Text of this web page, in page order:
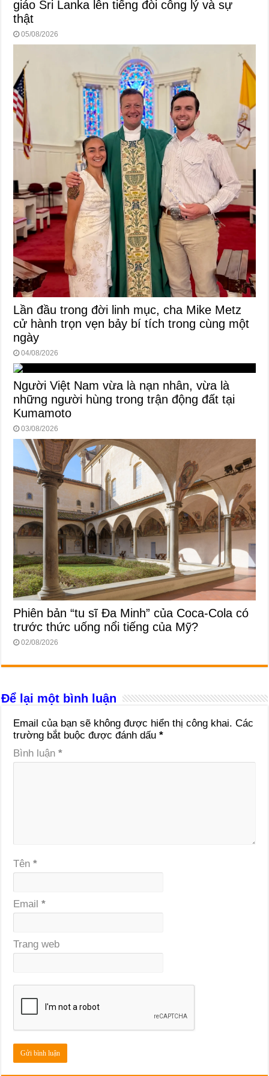
giáo Sri Lanka lên tiếng đòi công lý và sự
thật
05/08/2026
Lần đầu trong đời linh mục, cha Mike Metz
cử hành trọn vẹn bảy bí tích trong cùng một
ngày
04/08/2026
Người Việt Nam vừa là nạn nhân, vừa là
những người hùng trong trận động đất tại
Kumamoto
03/08/2026
Phiên bản “tu sĩ Đa Minh” của Coca-Cola có
trước thức uống nổi tiếng của Mỹ?
02/08/2026
Để lại một bình luận
Email của bạn sẽ không được hiển thị công khai. Các
trường bắt buộc được đánh dấu*
Bình luận*
Tên*
Email*
Trang web